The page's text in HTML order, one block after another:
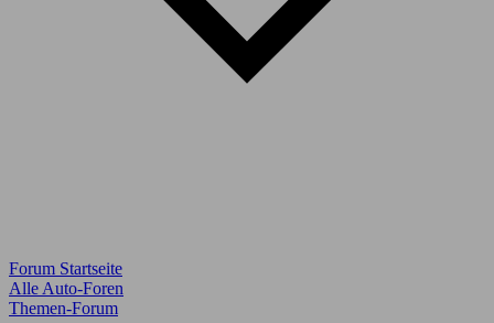
Forum Startseite
Alle Auto-Foren
Themen-Forum